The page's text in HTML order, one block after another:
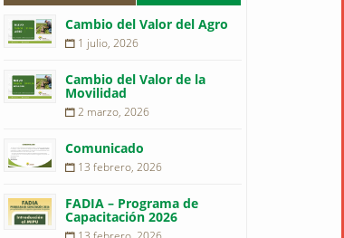
Cambio del Valor del Agro
1 julio, 2026
Cambio del Valor de la
Movilidad
2 marzo, 2026
Comunicado
13 febrero, 2026
FADIA – Programa de
Capacitación 2026